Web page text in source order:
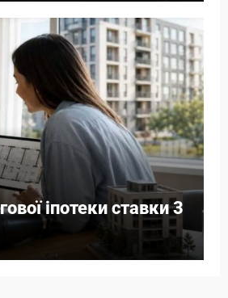
іпотеки ставки 3